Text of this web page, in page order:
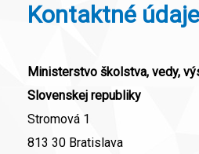
Kontaktné údaje
Ministerstvo školstva, vedy,
Slovenskej republiky
Stromová 1
813 30 Bratislava